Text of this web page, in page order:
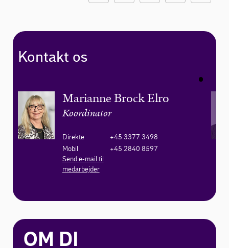
Kontakt os
Marianne Brock Elro
Koordinator
Direkte
+45 3377 3498
Mobil
+45 2840 8597
Send e-mail til
medarbejder
OM DI